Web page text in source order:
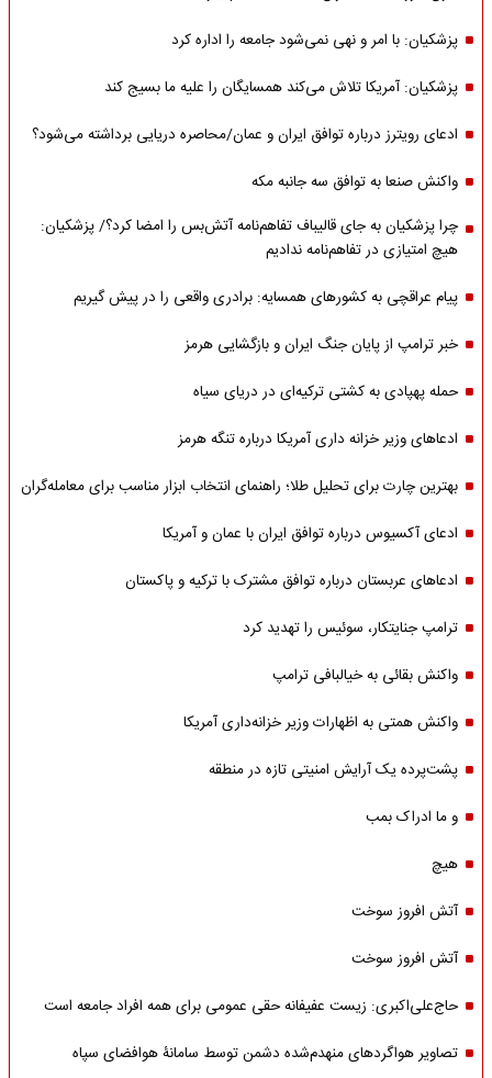
پزشکیان: با امر و نهی نمی‌شود جامعه را اداره کرد
پزشکیان: آمریکا تلاش می‌کند همسایگان را علیه ما بسیج کند
ادعای رویترز درباره توافق ایران و عمان/محاصره دریایی برداشته می‌شود؟
واکنش صنعا به توافق سه جانبه مکه
چرا پزشکیان به جای قالیباف تفاهم‌نامه آتش‌بس را امضا کرد؟/ پزشکیان:
هیچ امتیازی در تفاهم‌نامه ندادیم
پیام عراقچی به کشورهای همسایه: برادری واقعی را در پیش گیریم
خبر ترامپ از پایان جنگ ایران و بازگشایی هرمز
حمله پهپادی به کشتی ترکیه‌ای در دریای سیاه
ادعاهای وزیر خزانه داری آمریکا درباره تنگه هرمز
بهترین چارت برای تحلیل طلا؛ راهنمای انتخاب ابزار مناسب برای معامله‌گران
ادعای آکسیوس درباره توافق ایران با عمان و آمریکا
ادعاهای عربستان درباره توافق مشترک با ترکیه و پاکستان
ترامپ جنایتکار، سوئیس را تهدید کرد
واکنش بقائی به خیالبافی ترامپ
واکنش همتی به اظهارات وزیر خزانه‌داری آمریکا
پشت‌پرده یک آرایش امنیتی تازه در منطقه
و ما ادراک بمب
هیچ
آتش افروز سوخت
آتش افروز سوخت
حاج‌علی‌اکبری: زیست عفیفانه حقی عمومی برای همه افراد جامعه است
تصاویر هواگردهای منهدم‌شده دشمن توسط سامانۀ هوافضای سپاه